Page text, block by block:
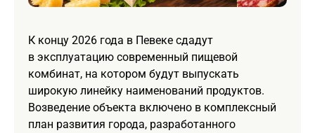
К концу 2026 года в Певеке сдадут
в эксплуатацию современный пищевой
комбинат, на котором будут выпускать
широкую линейку наименований продуктов.
Возведение объекта включено в комплексный
план развития города, разработанного